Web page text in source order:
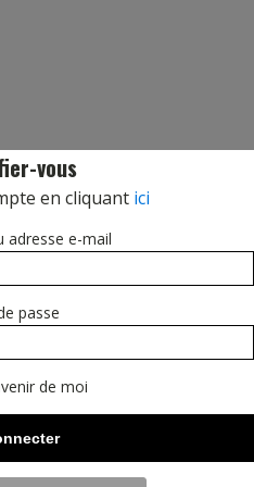
vous
en cliquant ici
adresse e-mail
passe
de moi